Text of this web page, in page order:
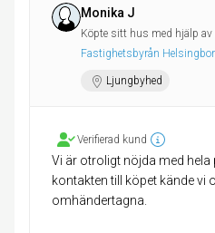
Monika J
Köpte sitt hus med hjälp av
Fastighetsbyrån
Ljungbyhed
Verifierad kund
Vi är otroligt nöjda med
kontakten till köpet kände vi
omhändertagna.